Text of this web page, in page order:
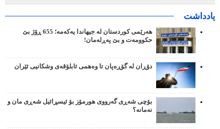
یادداشت
هەرێمی کوردستان لە جیهاندا یەکەمە؛ 655 ڕۆژ بێ
حکوومەت و بێ پەڕلەمان!
دۆڕان لە گۆڕەپان تا وەهمی ئابلۆقەی وشکانیی ئێران
بۆچی شەڕی گەرووی هورمۆز بۆ ئیسڕائیل شەڕی مان و
نەمانە؟